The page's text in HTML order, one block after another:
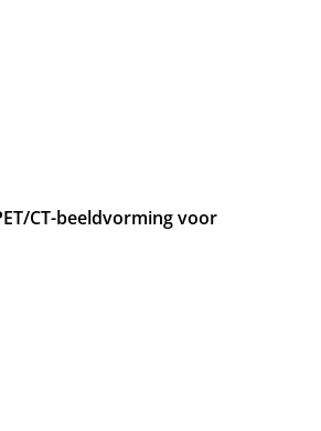
CT-beeldvorming voor